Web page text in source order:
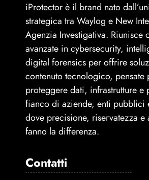
iProtector è il brand nato
strategica tra Waylog e New
Agenzia Investigativa. Riunisce
avanzate in cybersecurity,
digital forensics per offrire
contenuto tecnologico, pensate
proteggere dati, infrastrutture e
fianco di aziende, enti pubblici
dove precisione, riservatezza e
fanno la differenza.
Contatti